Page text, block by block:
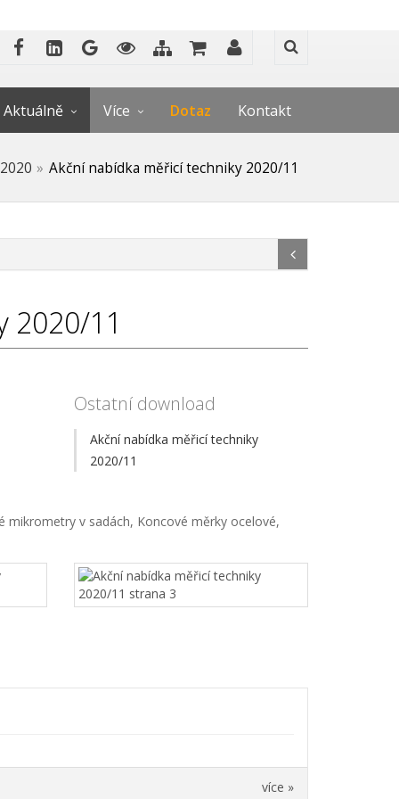
Aktuálně Více Dotaz Kontakt
2020 Akční nabídka měřicí techniky 2020/11
2020/11
Ostatní download
Akční nabídka měřicí techniky
2020/11
v sadách, Koncové měrky ocelové,
více »